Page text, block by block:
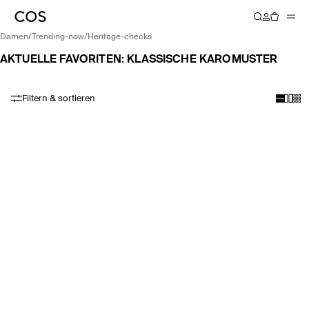
damen/ trending-now/ heritage-checks
AKTUELLE FAVORITEN: KLASSISCHE KAROMUSTER
Filtern & sortieren